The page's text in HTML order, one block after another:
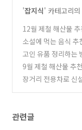
'잡지식' 카테고리
12월 제철 해산물
요!
(0)
소설에 먹는 음식
릅니다 (1)
고인 유품 정리하는
(0)
9월 제철 해산물 추
요!
(2)
장거리 전용차로 신
관련글